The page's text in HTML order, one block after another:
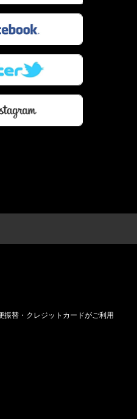
振替・クレジットカードがご利用